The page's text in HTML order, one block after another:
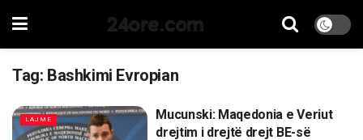
24ore.com
Tag: Bashkimi Evropian
LAJME
Mucunski: Maqedonia e Veriut
drejtim i drejtë drejt BE-së